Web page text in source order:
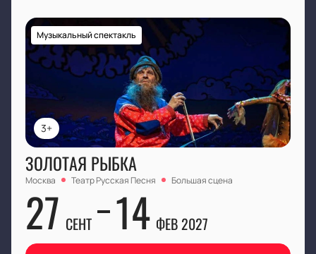
3+
Музыкальный спектакль
ЗОЛОТАЯ РЫБКА
Москва Театр Русская Песня Большая сцена
27 СЕНТ 14 ФЕВ 2027